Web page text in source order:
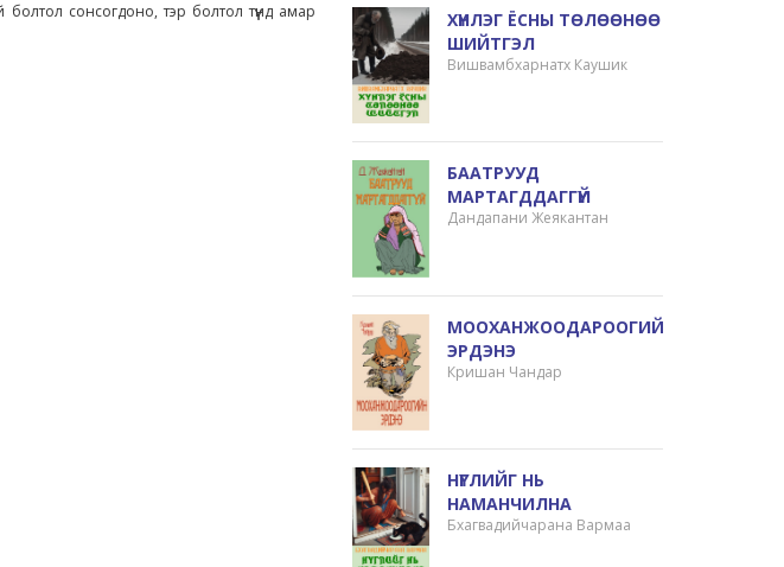
сонсогдоно, тэр болтол түүнд амар
ХҮНЛЭГ ЁСНЫ ТӨЛӨӨНӨӨ
ШИЙТГЭЛ
Вишвамбхарнатх Каушик
БААТРУУД
МАРТАГДДАГГҮЙ
Дандапани Жеякантан
МООХАНЖООДАРООГИЙН
ЭРДЭНЭ
Кришан Чандар
НҮГЛИЙГ НЬ
НАМАНЧИЛНА
Бхагвадийчарана Вармаа